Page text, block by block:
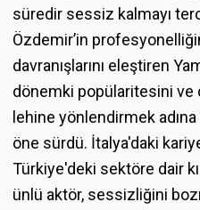
süredir sessiz kalmayı
Özdemir’in
davranışlarını eleştiren
dönemki popülaritesini
lehine yönlendirmek
öne sürdü. İtalya'daki
Türkiye'deki sektöre dair
ünlü aktör, sessizliğini